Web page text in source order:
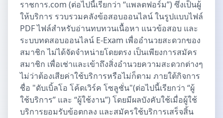
ราชการ.com (ต่อไปนี้เรียกว่า “แพลตฟอร์ม”) ซึ่งเป็นผู้
ให้บริการ รวบรวมคลังข้อสอบออนไลน์ ในรูปแบบไฟล์
PDF ไฟล์สำหรับอ่านทบทวนเนื้อหา แนวข้อสอบ และ
ระบบทดสอบออนไลน์ E-Exam เพื่ออำนวยสะดวกของ
สมาชิก ไม่ได้จัดจำหน่ายโดยตรง เป็นเพียงการสมัคร
สมาชิก เพื่อเช่าและเข้าถึงสิ่งอำนวยความสะดวกต่างๆ
ไม่ว่าต้องเสียค่าใช้บริการหรือไม่ก็ตาม ภายใต้กิจการ
ชื่อ "ดับเบิ้ลโอ โค้ดเวิร์ค โซลูชั่น"(ต่อไปนี้เรียกว่า “ผู้
ใช้บริการ” และ “ผู้ใช้งาน”) โดยมีผลบังคับใช้เมื่อผู้ใช้
บริการยอมรับข้อตกลง และสมัครใช้บริการเสร็จสิ้น